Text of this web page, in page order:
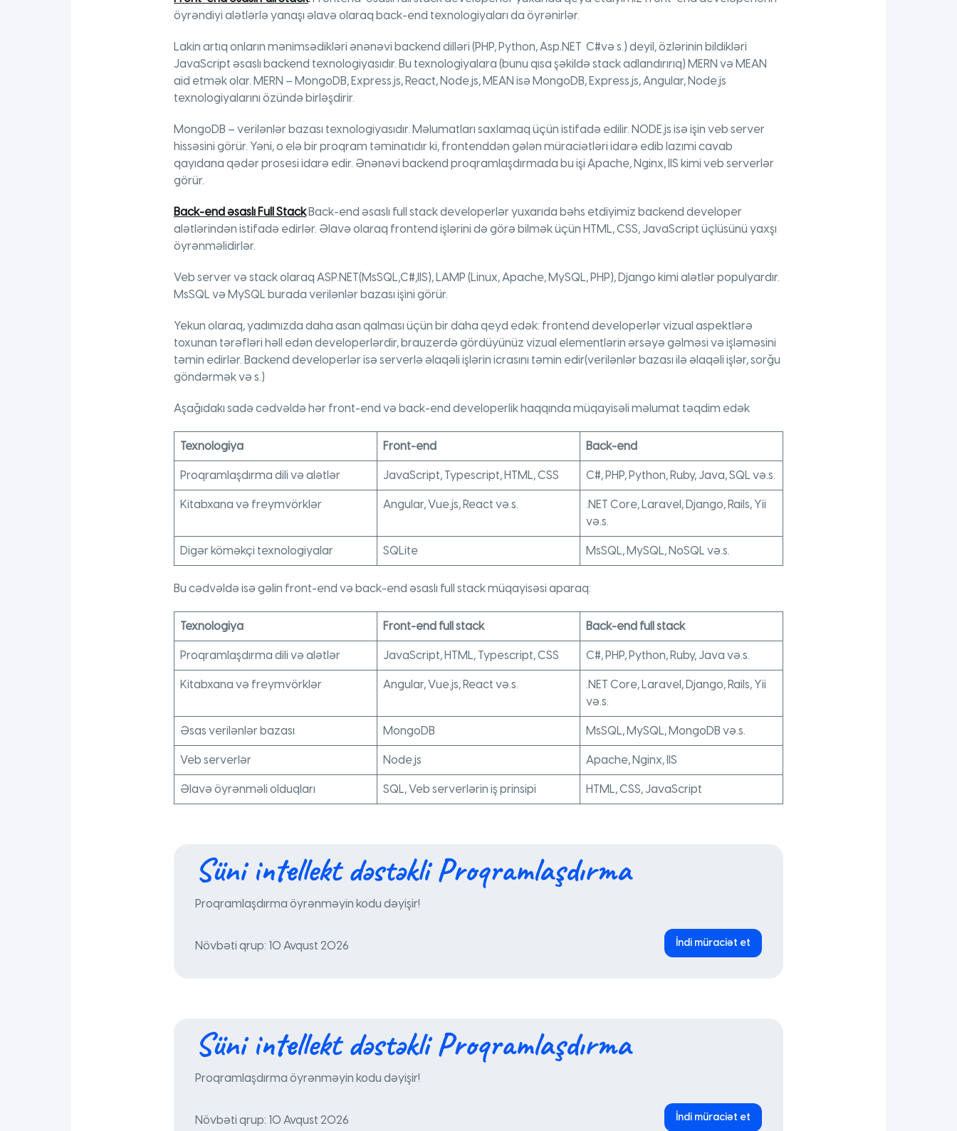
öyrəndiyi alətlərlə yanaşı əlavə olaraq back-end texnologiyaları da öyrənirlər.
Lakin artıq onların mənimsədikləri ənənəvi backend dilləri (PHP, Python, Asp.NET C#və s.) deyil, özlərinin bildikləri
JavaScript əsaslı backend texnologiyasıdır. Bu texnologiyalara (bunu qısa şəkildə stack adlandırırıq) MERN və MEAN
aid etmək olar. MERN – MongoDB, Express.js, React, Node.js, MEAN isə MongoDB, Express.js, Angular, Node.js
texnologiyalarını özündə birləşdirir.
MongoDB – verilənlər bazası texnologiyasıdır. Məlumatları saxlamaq üçün istifadə edilir. NODE.js isə işin veb server
hissəsini görür. Yəni, o elə bir proqram təminatıdır ki, frontenddən gələn müraciətləri idarə edib lazımi cavab
qayıdana qədər prosesi idarə edir. Ənənəvi backend proqramlaşdırmada bu işi Apache, Nginx, IIS kimi veb serverlər
görür.
Back-end əsaslı Full StackBack-end əsaslı full stack developerlər yuxarıda bəhs etdiyimiz backend developer
alətlərindən istifadə edirlər. Əlavə olaraq frontend işlərini də görə bilmək üçün HTML, CSS, JavaScript üçlüsünü yaxşı
öyrənməlidirlər.
Veb server və stack olaraq ASP.NET(MsSQL,C#,IIS), LAMP (Linux, Apache, MySQL, PHP), Django kimi alətlər populyardır.
MsSQL və MySQL burada verilənlər bazası işini görür.
Yekun olaraq, yadımızda daha asan qalması üçün bir daha qeyd edək: frontend developerlər vizual aspektlərə
toxunan tərəfləri həll edən developerlərdir, brauzerdə gördüyünüz vizual elementlərin ərsəyə gəlməsi və işləməsini
təmin edirlər. Backend developerlər isə serverlə əlaqəli işlərin icrasını təmin edir(verilənlər bazası ilə əlaqəli işlər, sorğu
göndərmək və s.)
Aşağıdakı sadə cədvəldə hər front-end və back-end developerlik haqqında müqayisəli məlumat təqdim edək
Texnologiya Front-end Back-end
Proqramlaşdırma dili və alətlər JavaScript, Typescript, HTML, CSS C#, PHP, Python, Ruby, Java, SQL və.s.
Kitabxana və freymvörklər Angular, Vue.js, React və.s.
.NET Core, Laravel, Django, Rails, Yii
və.s.
Digər köməkçi texnologiyalar SQLite MsSQL, MySQL, NoSQL və.s.
Bu cədvəldə isə gəlin front-end və back-end əsaslı full stack müqayisəsi aparaq:
Texnologiya Front-end full stack Back-end full stack
Proqramlaşdırma dili və alətlər JavaScript, HTML, Typescript, CSS C#, PHP, Python, Ruby, Java və.s.
Kitabxana və freymvörklər Angular, Vue.js, React və.s.
.NET Core, Laravel, Django, Rails, Yii
və.s.
Əsas verilənlər bazası MongoDB MsSQL, MySQL, MongoDB və.s.
Veb serverlər Node.js Apache, Nginx, IIS
Əlavə öyrənməli olduqları SQL, Veb serverlərin iş prinsipi HTML, CSS, JavaScript
Süni intellekt dəstəkli Proqramlaşdırma
Proqramlaşdırma öyrənməyin kodu dəyişir!
Növbəti qrup: 10 Avqust 2026 İndi müraciət et
Süni intellekt dəstəkli Proqramlaşdırma
Proqramlaşdırma öyrənməyin kodu dəyişir!
Növbəti qrup: 10 Avqust 2026 İndi müraciət et